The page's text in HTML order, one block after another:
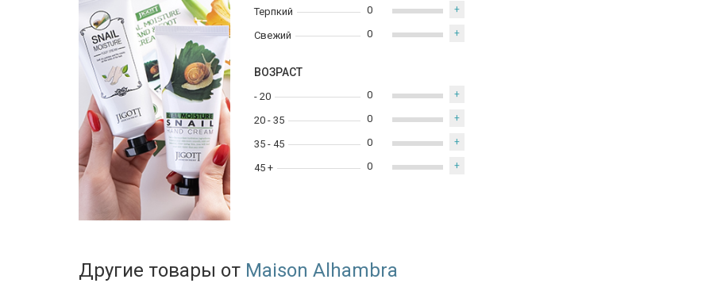
Терпкий
Свежий
0 +
0 +
ВОЗРАСТ
- 20
20 - 35
35 - 45
45 +
0 +
0 +
0 +
0 +
Другие товары от Maison Alhambra